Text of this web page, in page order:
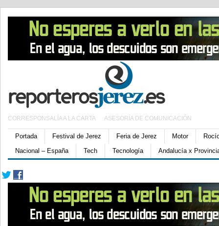
CORRESPONSALÍA A LA CARTA ASESORÍA DE COMUNICACIÓN
Portada Festival de Jerez Feria de Jerez Motor
Nacional – España
Tech Tecnología Andalucía x